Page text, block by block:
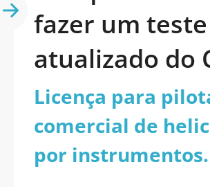
fazer um
atualizado do
IR: Licença
pilotagem
de
Licença para
comercial de
por instrumentos.